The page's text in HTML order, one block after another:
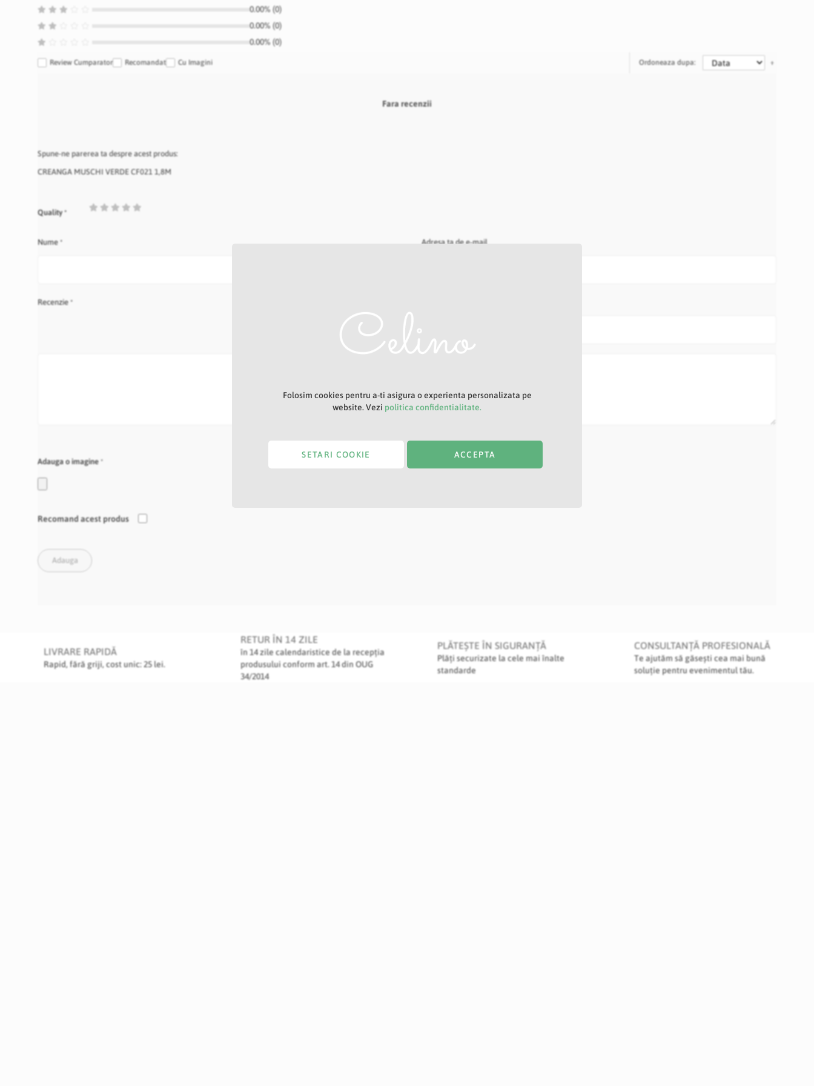
0.00% (0)
0.00% (0)
0.00% (0)
Review Cumparator Recomandat Cu Imagini Ordoneaza dupa:
Fara recenzii
Spune-ne parerea ta despre acest produs:
CREANGA MUSCHI VERDE CF021 1,8M
Quality
1
2
3
4
Nume Adresa ta de e-mail
Recenzie
Adauga o imagine
Recomand acest produs
Adauga
LIVRARE RAPIDĂ
Rapid, fără griji, cost unic: 25 lei.
RETUR ÎN 14 ZILE
în 14 zile calendaristice de la recepția
produsului conform art. 14 din OUG
34/2014
PLĂTEȘTE ÎN SIGURANȚĂ
Plăți securizate la cele mai înalte
standarde
CONSULTANȚĂ PROFESIONALĂ
Te ajutăm să găsești cea mai bună
soluție pentru evenimentul tău.
Folosim cookies pentru a-ti asigura o experienta personalizata pe
website. Vezi politica confidentialitate.
ACCEPTA
SETARI COOKIE